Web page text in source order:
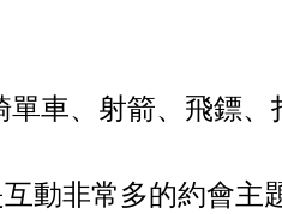
車、射箭、飛鏢、
動非常多的約會主